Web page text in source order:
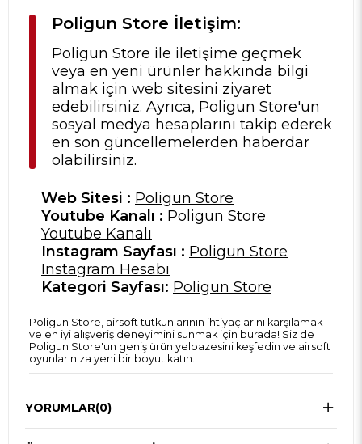
Poligun Store İletişim:
Poligun Store ile iletişime geçmek
veya en yeni ürünler hakkında bilgi
almak için web sitesini ziyaret
edebilirsiniz. Ayrıca, Poligun Store'un
sosyal medya hesaplarını takip ederek
en son güncellemelerden haberdar
olabilirsiniz.
Web Sitesi : Poligun Store
Youtube Kanalı : Poligun Store
Youtube Kanalı
Instagram Sayfası : Poligun Store
Instagram Hesabı
Kategori Sayfası: Poligun Store
Poligun Store, airsoft tutkunlarının ihtiyaçlarını karşılamak
ve en iyi alışveriş deneyimini sunmak için burada! Siz de
Poligun Store'un geniş ürün yelpazesini keşfedin ve airsoft
oyunlarınıza yeni bir boyut katın.
YORUMLAR(0)